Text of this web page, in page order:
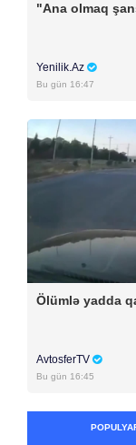
"Ana olmaq
Yenilik.Az
Bu gün 16:47
Ölümlə yadda
AvtosferTV
Bu gün 16:45